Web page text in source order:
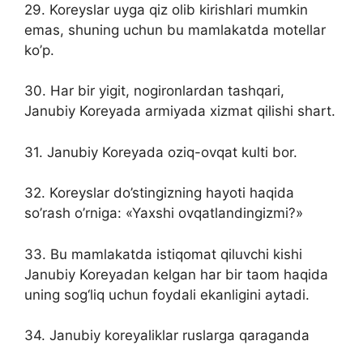
29. Koreyslar uyga qiz olib kirishlari mumkin
emas, shuning uchun bu mamlakatda motellar
ko’p.
30. Har bir yigit, nogironlardan tashqari,
Janubiy Koreyada armiyada xizmat qilishi shart.
31. Janubiy Koreyada oziq-ovqat kulti bor.
32. Koreyslar do’stingizning hayoti haqida
so’rash o’rniga: «Yaxshi ovqatlandingizmi?»
33. Bu mamlakatda istiqomat qiluvchi kishi
Janubiy Koreyadan kelgan har bir taom haqida
uning sog‘liq uchun foydali ekanligini aytadi.
34. Janubiy koreyaliklar ruslarga qaraganda